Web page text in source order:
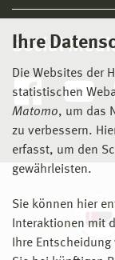
Ihre
Die Websites der
statistischen
Matomo, um das
zu verbessern.
erfasst, um den
gewährleisten.
Sie können hier
Interaktionen mit
Ihre
Social